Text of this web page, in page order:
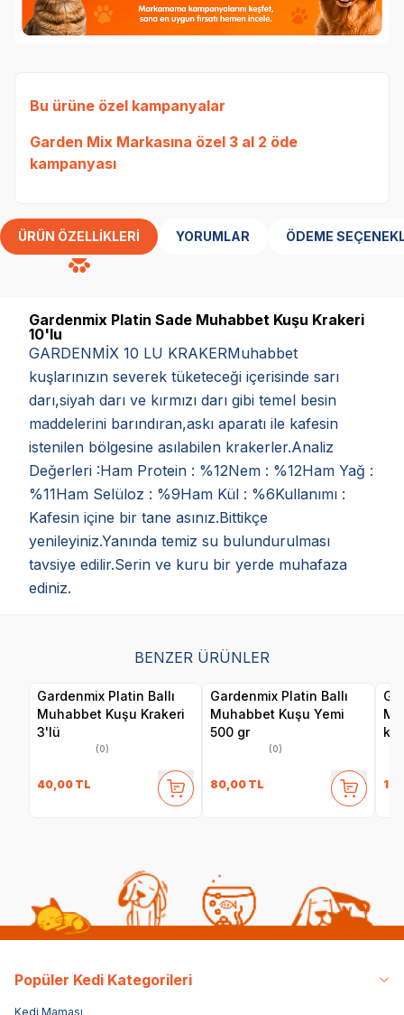
Bu ürüne özel kampanyalar
Garden Mix Markasına özel 3 al 2 öde
kampanyası
ÜRÜN ÖZELLIKLERI YORUMLAR ÖDEME
Gardenmix Platin Sade Muhabbet Kuşu Krakeri
10'lu
GARDENMİX 10 LU KRAKERMuhabbet
kuşlarınızın severek tüketeceği içerisinde sarı
darı,siyah darı ve kırmızı darı gibi temel besin
maddelerini barındıran,askı aparatı ile kafesin
istenilen bölgesine asılabilen krakerler.Analiz
Değerleri :Ham Protein : %12Nem : %12Ham Yağ :
%11Ham Selüloz : %9Ham Kül : %6Kullanımı :
Kafesin içine bir tane asınız.Bittikçe
yenileyiniz.Yanında temiz su bulundurulması
tavsiye edilir.Serin ve kuru bir yerde muhafaza
ediniz.
BENZER ÜRÜNLER
Gardenmix Platin Ballı
Muhabbet Kuşu Krakeri
3'lü
(0)
40,00 TL
Gardenmix Platin Ballı
Muhabbet Kuşu Yemi
500 gr
(0)
80,00 TL
kg
Popüler Kedi Kategorileri
Kedi Maması